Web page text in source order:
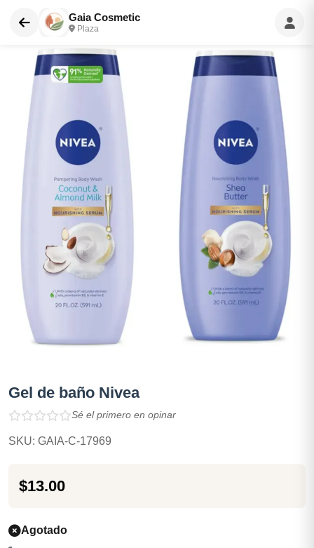
Gaia Cosmetic
Plaza
Gel de baño Nivea
Sé el primero en opinar
SKU: GAIA-C-17969
$13.00
Agotado